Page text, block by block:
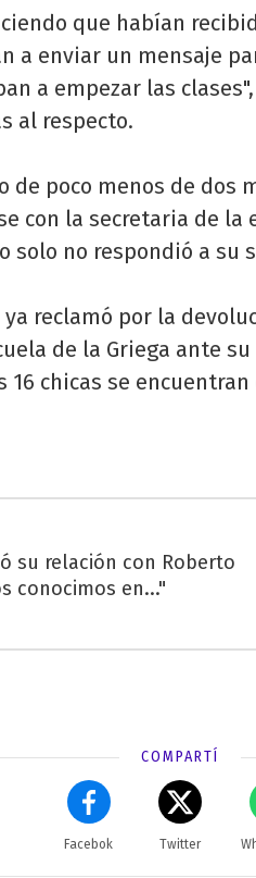
que habían
a enviar un mensaje
a empezar las
al respecto.
de poco menos de dos
con la secretaria de la
solo no respondió a su
ya reclamó por la
de la Griega ante
16 chicas se
su relación con Roberto
conocimos en..."
COMPARTÍ
Facebok Twitter